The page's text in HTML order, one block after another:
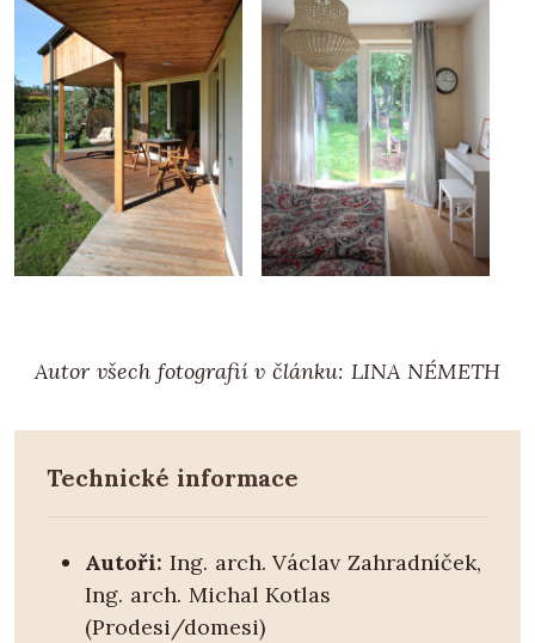
Autor všech fotografií v článku: LINA NÉMETH
Technické informace
Autoři: Ing. arch. Václav Zahradníček,
Ing. arch. Michal Kotlas
(Prodesi/domesi)